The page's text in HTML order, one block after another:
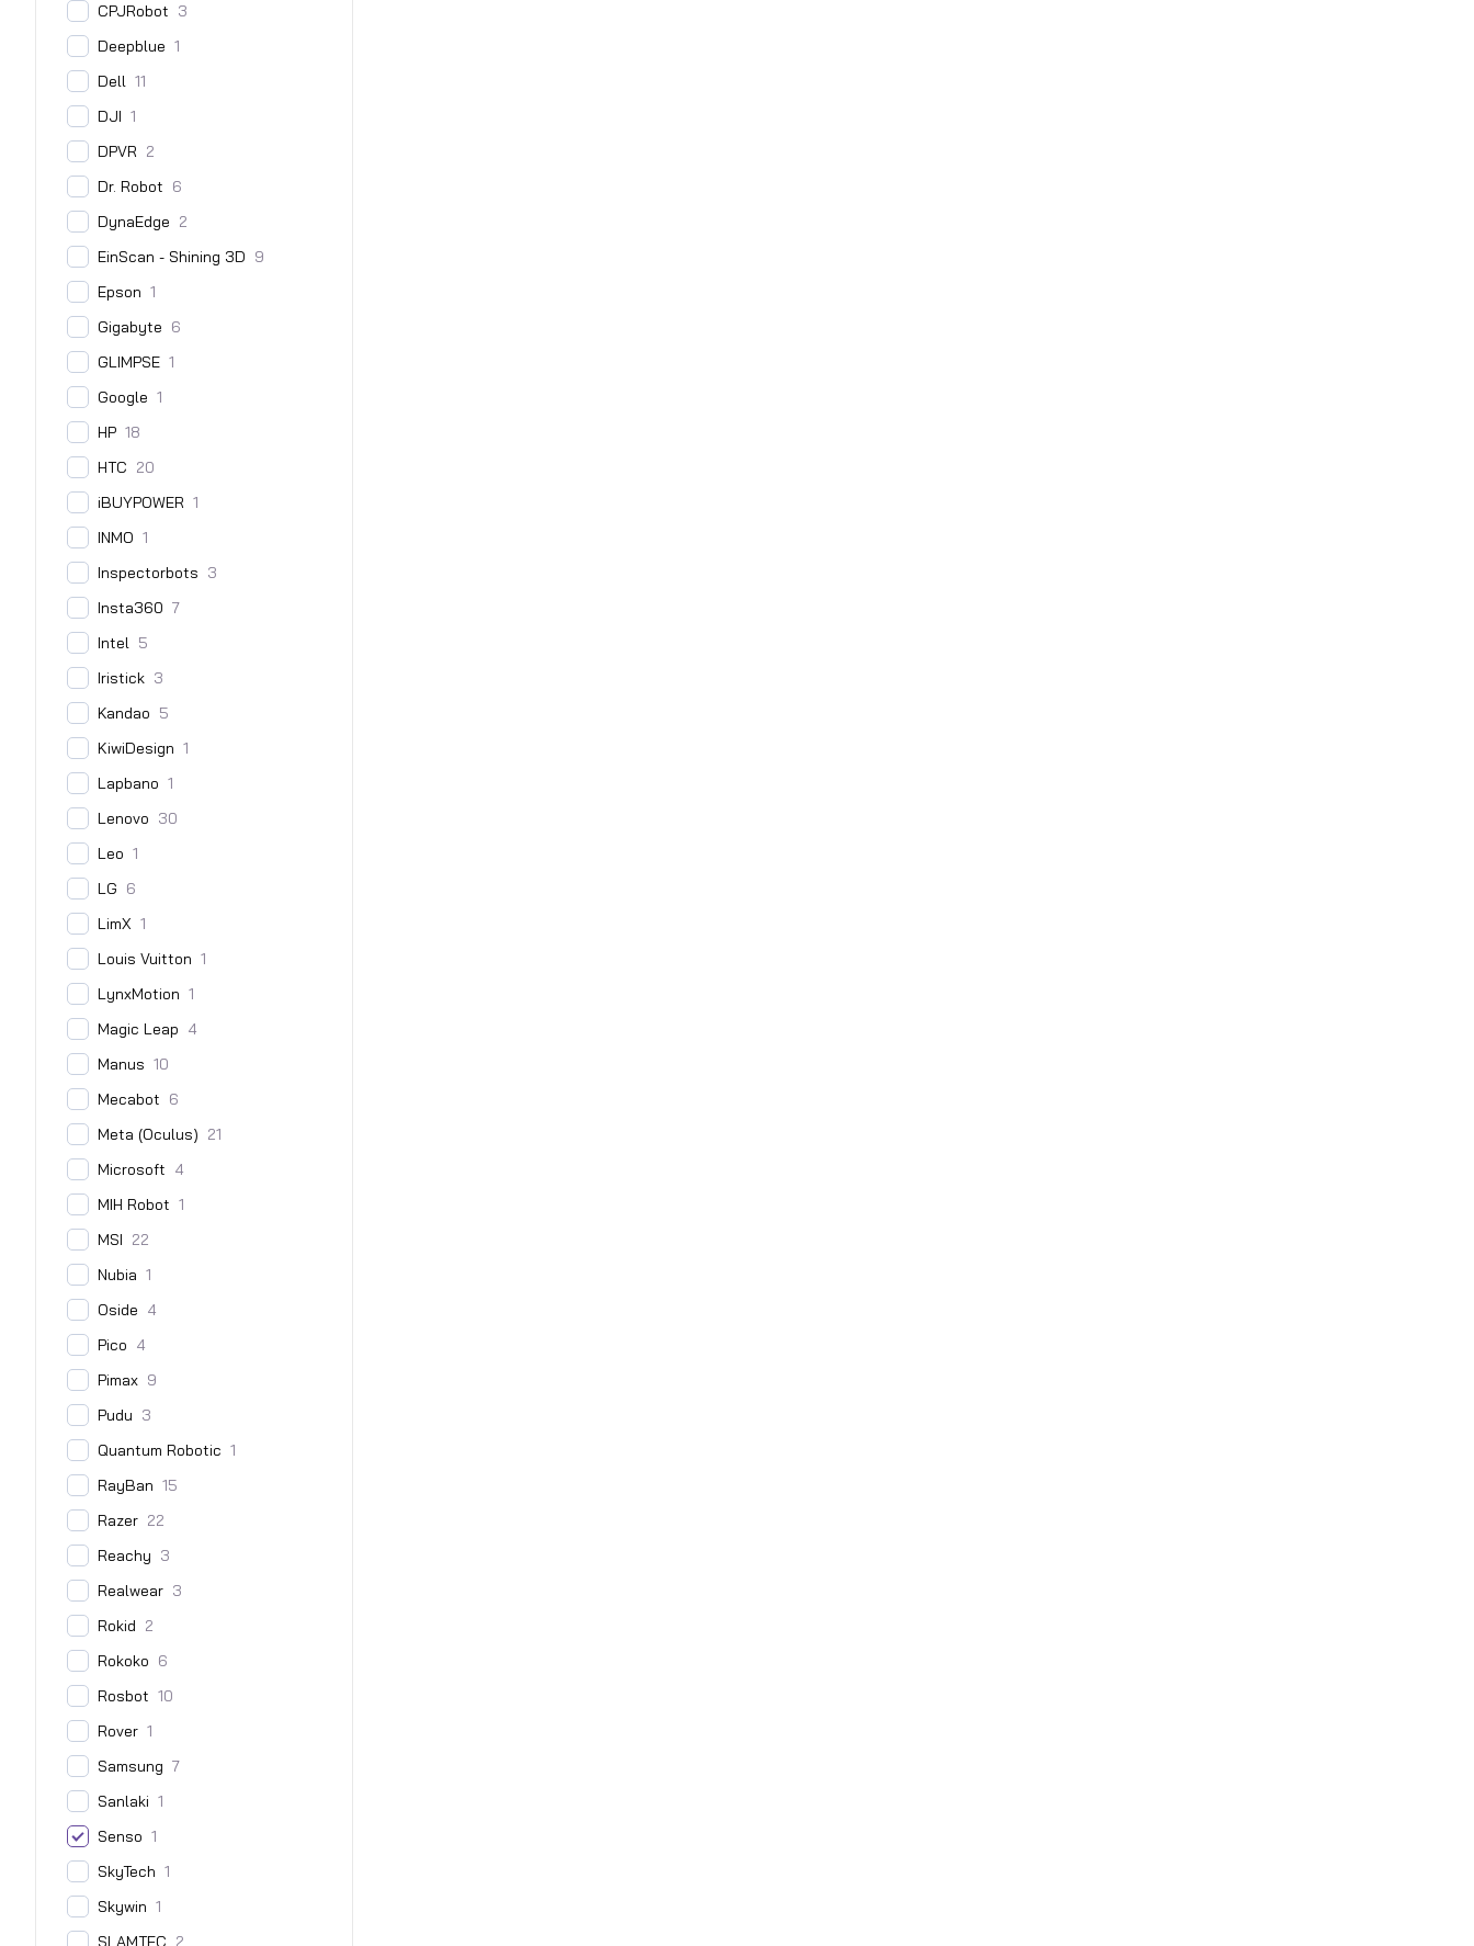
CPJRobot 3
Deepblue 1
Dell 11
DJI 1
DPVR 2
Dr. Robot 6
DynaEdge 2
EinScan - Shining 3D 9
Epson 1
Gigabyte 6
GLIMPSE 1
Google 1
HP 18
HTC 20
iBUYPOWER 1
INMO 1
Inspectorbots 3
Insta360 7
Intel 5
Iristick 3
Kandao 5
KiwiDesign 1
Lapbano 1
Lenovo 30
Leo 1
LG 6
LimX 1
Louis Vuitton 1
LynxMotion 1
Magic Leap 4
Manus 10
Mecabot 6
Meta (Oculus) 21
Microsoft 4
MIH Robot 1
MSI 22
Nubia 1
Oside 4
Pico 4
Pimax 9
Pudu 3
Quantum Robotic 1
RayBan 15
Razer 22
Reachy 3
Realwear 3
Rokid 2
Rokoko 6
Rosbot 10
Rover 1
Samsung 7
Sanlaki 1
Senso 1
SkyTech 1
Skywin 1
SLAMTEC 2